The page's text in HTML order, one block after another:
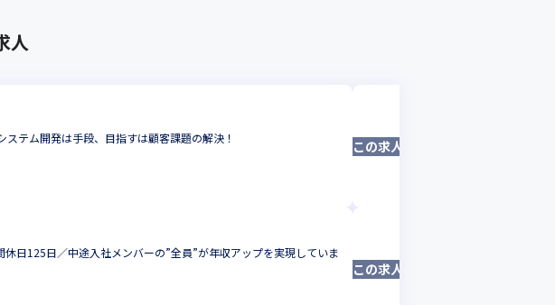
人
テム開発は手段、目指すは顧客課題の解決！
日125日／中途入社メンバーの”全員”が年収アップを実現していま
この求人は募集終了しました
この求人は募集終了しました